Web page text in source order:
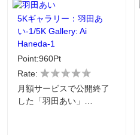
5Kギャラリー：羽田あ
い-1/5K Gallery: Ai
Haneda-1
Point:960Pt
Rate:
月額サービスで公開終了
した「羽田あい」…